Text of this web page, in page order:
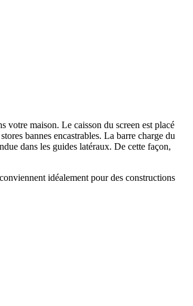
votre maison. Le caisson du screen est placé
bannes encastrables. La barre charge du
dans les guides latéraux. De cette façon,
idéalement pour des constructions